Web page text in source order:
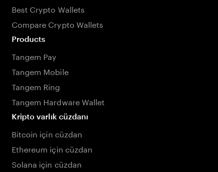
Best Crypto Wallets
Compare Crypto Wallets
Products
Tangem Pay
Tangem Mobile
Tangem Ring
Tangem Hardware Wallet
Kripto varlık cüzdanı
Bitcoin için cüzdan
Ethereum için cüzdan
Solana için cüzdan